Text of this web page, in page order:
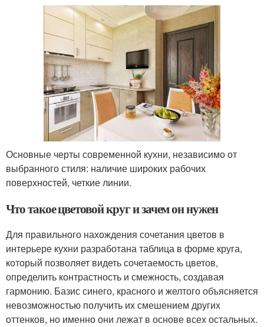
Основные черты современной кухни, независимо от
выбранного стиля: наличие широких рабочих
поверхностей, четкие линии.
Что такое цветовой круг и зачем он нужен
Для правильного нахождения сочетания цветов в
интерьере кухни разработана таблица в форме круга,
который позволяет видеть сочетаемость цветов,
определить контрастность и смежность, создавая
гармонию. Базис синего, красного и желтого объясняется
невозможностью получить их смешением других
оттенков, но именно они лежат в основе всех остальных.